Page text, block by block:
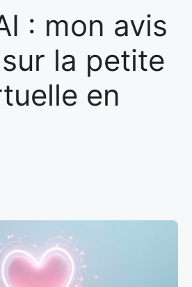
: mon avis
la petite
en